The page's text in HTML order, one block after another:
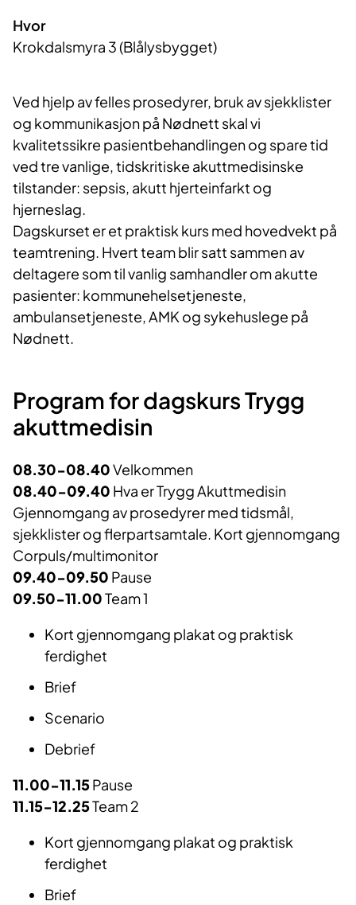
Hvor
Krokdalsmyra 3 (Blålysbygget)
Ved hjelp av felles prosedyrer, bruk av sjekklister
og kommunikasjon på Nødnett skal vi
kvalitetssikre pasientbehandlingen og spare tid
ved tre vanlige, tidskritiske akuttmedisinske
tilstander: sepsis, akutt hjerteinfarkt og
hjerneslag.
Dagskurset er et praktisk kurs med hovedvekt på
teamtrening. Hvert team blir satt sammen av
deltagere som til vanlig samhandler om akutte
pasienter: kommunehelsetjeneste,
ambulansetjeneste, AMK og sykehuslege på
Nødnett.
Program for dagskurs Trygg
akuttmedisin
08.30-08.40Velkommen
08.40-09.40 Hva er Trygg Akuttmedisin
Gjennomgang av prosedyrer med tidsmål,
sjekklister og flerpartsamtale. Kort gjennomgang
Corpuls/multimonitor
09.40-09.50 Pause
09.50-11.00Team 1
Kort gjennomgang plakat og praktisk
ferdighet
Brief
Scenario
Debrief
11.00-11.15Pause
11.15-12.25Team 2
Kort gjennomgang plakat og praktisk
ferdighet
Brief